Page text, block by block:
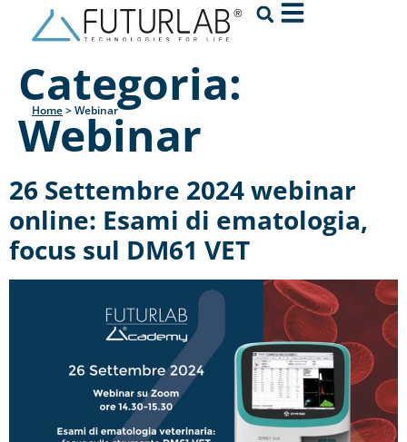
Home>Webinar
Categoria:
Webinar
26 Settembre 2024 webinar
online: Esami di ematologia,
focus sul DM61 VET